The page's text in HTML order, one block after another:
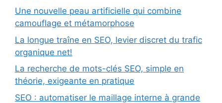
Une nouvelle peau artificielle qui combine
camouflage et métamorphose
La longue traîne en SEO, levier discret du trafic
organique net!
La recherche de mots-clés SEO, simple en
théorie, exigeante en pratique
SEO : automatiser le maillage interne à grande